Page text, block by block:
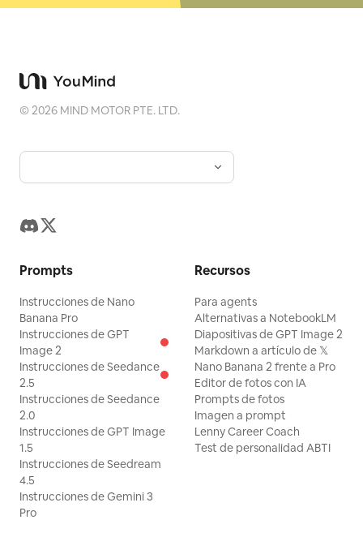
©2026 MIND MOTOR PTE. LTD.
Prompts
Instrucciones de Nano
Banana Pro
Instrucciones de GPT
Image 2
Instrucciones de Seedance
2.5
Instrucciones de Seedance
2.0
Instrucciones de GPT Image
1.5
Instrucciones de Seedream
4.5
Instrucciones de Gemini 3
Pro
Recursos
Para agents
Alternativas a NotebookLM
Diapositivas de GPT Image 2
Markdown a artículo de 𝕏
Nano Banana 2 frente a Pro
Editor de fotos con IA
Prompts de fotos
Imagen a prompt
Lenny Career Coach
Test de personalidad ABTI